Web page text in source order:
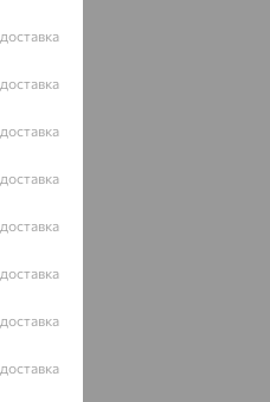
доставка
доставка
доставка
доставка
доставка
доставка
доставка
доставка